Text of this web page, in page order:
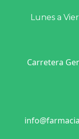
Lunes a
Carretera